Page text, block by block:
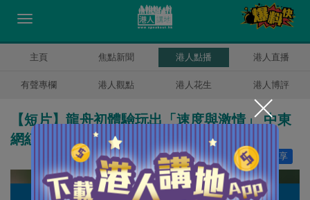
主頁 焦點新聞 港人點播 港人直播
有聲專欄 港人觀點 港人花生 港人博評
【短片】龍舟初體驗玩出「速度與激情」 中東
網紅阿波哥擂鼓吶喊「跟我贏」
分享
讚好 2